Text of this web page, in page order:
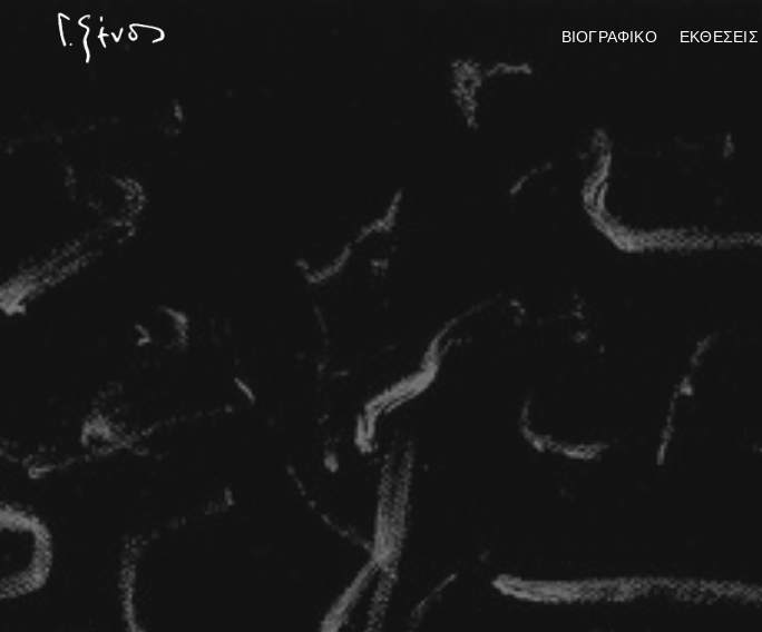
ΒΙΟΓΡΑΦΙΚΟ ΕΚΘΕΣΕΙΣ